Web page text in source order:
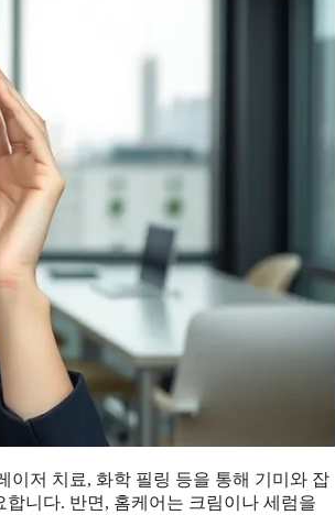
이저 치료, 화학 필링 등을 통해 기미와 잡
니다. 반면, 홈케어는 크림이나 세럼을